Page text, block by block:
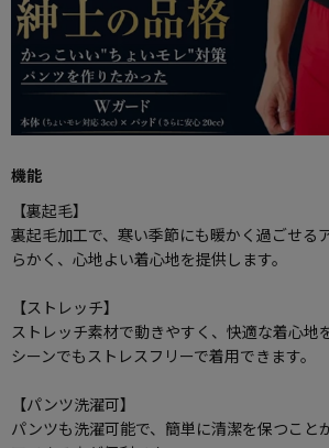
機能
【裏起毛】
裏起毛加工で、寒い季節にも暖かく過ごせる
らかく、心地よい着心地を提供します。
【ストレッチ】
ストレッチ素材で動きやすく、快適な着心地
シーンでもストレスフリーで着用できます。
【パンツ洗濯可】
パンツも洗濯可能で、簡単に清潔を保つこと